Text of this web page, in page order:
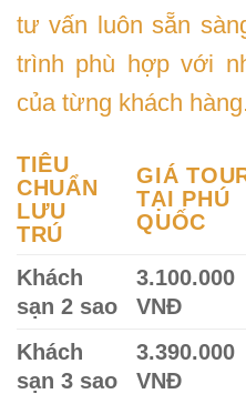
tư vấn luôn sẵn
trình phù hợp với
của từng khách hàng.
TIÊU
CHUẨN
LƯU
TRÚ
GIÁ
TẠI PHÚ
QUỐC
Khách
sạn 2 sao
3.100.000
VNĐ
Khách
sạn 3 sao
3.390.000
VNĐ